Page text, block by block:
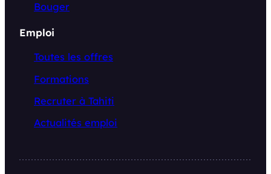
Bouger
Emploi
Toutes les offres
Formations
Recruter à Tahiti
Actualités emploi